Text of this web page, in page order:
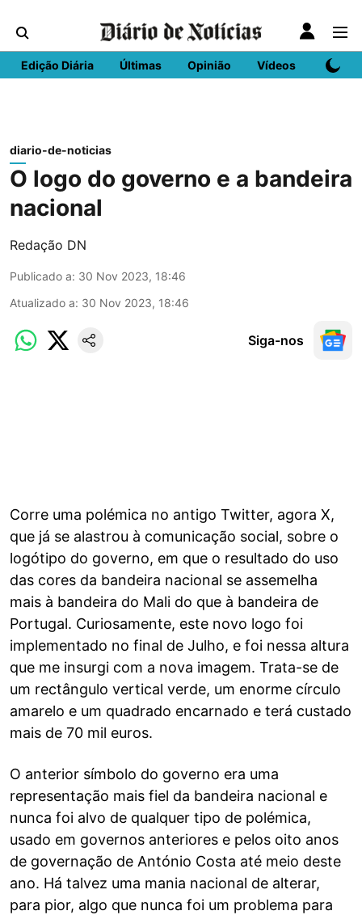
Edição Diária Últimas Opinião Vídeos DN
diario-de-noticias
O logo do governo e a bandeira
nacional
Redação DN
Publicado a: 30 Nov 2023, 18:46
Atualizado a: 30 Nov 2023, 18:46
Siga-nos
Corre uma polémica no antigo Twitter, agora X,
que já se alastrou à comunicação social, sobre o
logótipo do governo, em que o resultado do uso
das cores da bandeira nacional se assemelha
mais à bandeira do Mali do que à bandeira de
Portugal. Curiosamente, este novo logo foi
implementado no final de Julho, e foi nessa altura
que me insurgi com a nova imagem. Trata-se de
um rectângulo vertical verde, um enorme círculo
amarelo e um quadrado encarnado e terá custado
mais de 70 mil euros.
O anterior símbolo do governo era uma
representação mais fiel da bandeira nacional e
nunca foi alvo de qualquer tipo de polémica,
usado em governos anteriores e pelos oito anos
de governação de António Costa até meio deste
ano. Há talvez uma mania nacional de alterar,
para pior, algo que nunca foi um problema para